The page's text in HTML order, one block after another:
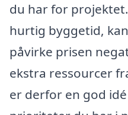
du har for
hurtig byggetid,
påvirke prisen
ekstra ressourcer
er derfor en god